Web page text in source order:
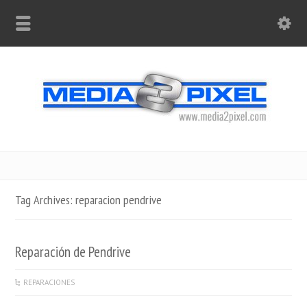
Tag Archives: reparacion pendrive
Reparación de Pendrive
REPARACIONES